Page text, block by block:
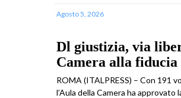
Agosto 5, 2026
Dl giustizia, via
Camera alla fiducia
ROMA (ITALPRESS) – Con 191
l’Aula della Camera ha approvato